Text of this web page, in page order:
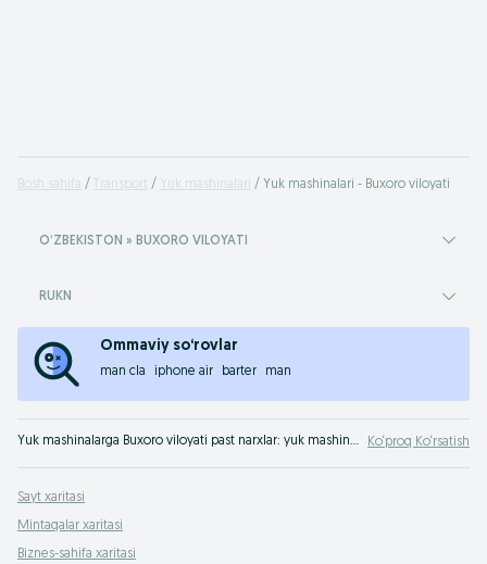
Bosh sahifa Transport Yuk mashinalari Yuk mashinalari - Buxoro viloyati
OʻZBEKISTON » BUXORO VILOYATI
RUKN
Ommaviy so‘rovlar
man cla iphone air barter man
Yuk mashinalarga Buxoro viloyati past narxlar: yuk mashinalar savdosi OLX.uz Buxoro viloyati e‘lonlari orqali. Yuk mashinasini eng yaxshi narxlarda va vositachilarsiz OLXda sotib olish! Ko‘proq Ko‘rsatish
Sayt xaritasi
Mintaqalar xaritasi
Biznes-sahifa xaritasi